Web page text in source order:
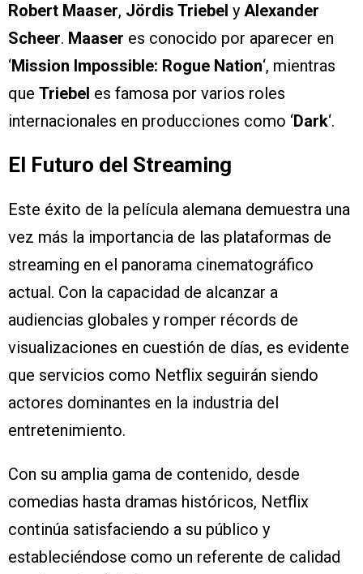
Robert Maaser, Jördis Triebel y Alexander
Scheer. Maaser es conocido por aparecer en
‘Mission Impossible: Rogue Nation‘, mientras
que Triebel es famosa por varios roles
internacionales en producciones como ‘Dark‘.
El Futuro del Streaming
Este éxito de la película alemana demuestra una
vez más la importancia de las plataformas de
streaming en el panorama cinematográfico
actual. Con la capacidad de alcanzar a
audiencias globales y romper récords de
visualizaciones en cuestión de días, es evidente
que servicios como Netflix seguirán siendo
actores dominantes en la industria del
entretenimiento.
Con su amplia gama de contenido, desde
comedias hasta dramas históricos, Netflix
continúa satisfaciendo a su público y
estableciéndose como un referente de calidad